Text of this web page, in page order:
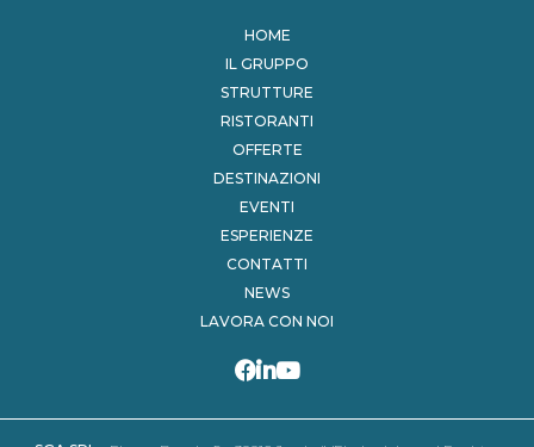
HOME
IL GRUPPO
STRUTTURE
RISTORANTI
OFFERTE
DESTINAZIONI
EVENTI
ESPERIENZE
CONTATTI
NEWS
LAVORA CON NOI